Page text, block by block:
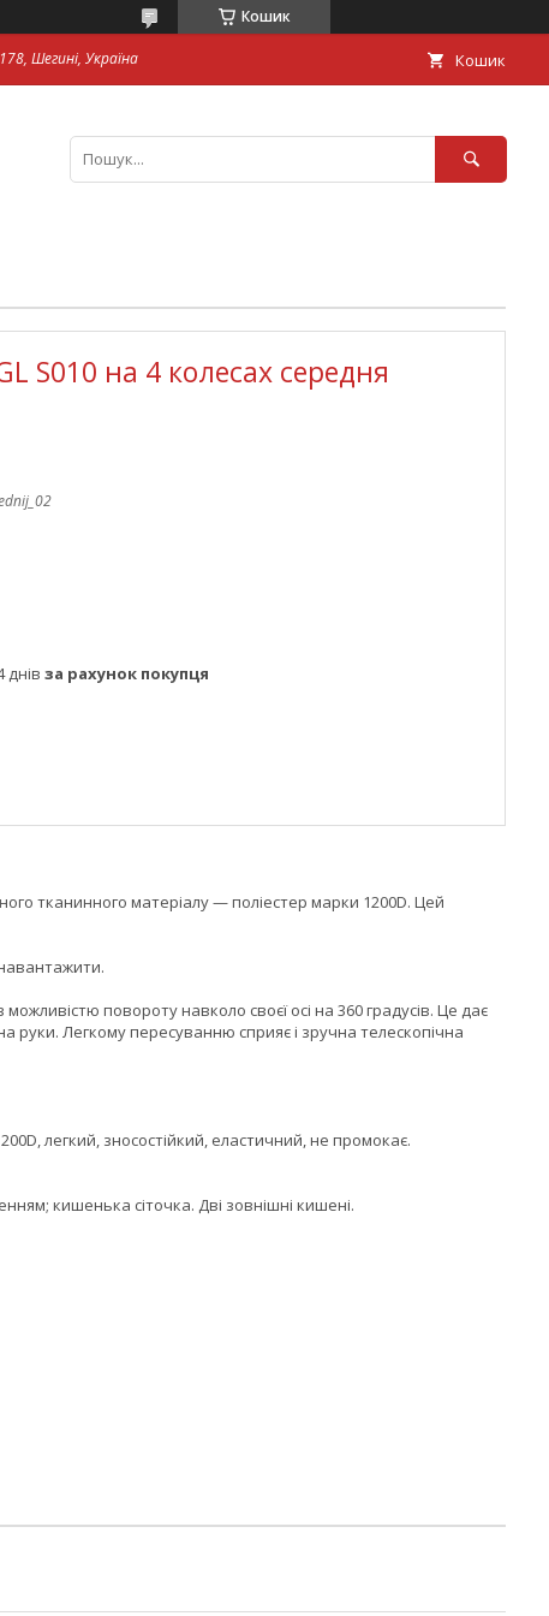
Кошик
Шегині, Україна Кошик
S010 на 4 колесах середня
днів за рахунок покупця
тканинного матеріалу — поліестер марки 1200D. Цей
повороту навколо своєї осі на 360 градусів. Це дає
руки. Легкому пересуванню сприяє і зручна телескопічна
легкий, зносостійкий, еластичний, не промокає.
кишенька сіточка. Дві зовнішні кишені.